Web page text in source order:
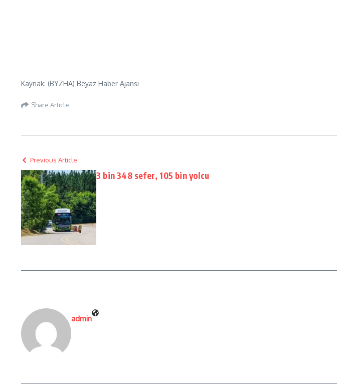
Kaynak: (BYZHA) Beyaz Haber Ajansı
Share Article
Previous Article
3 bin 348 sefer, 105 bin yolcu
admin